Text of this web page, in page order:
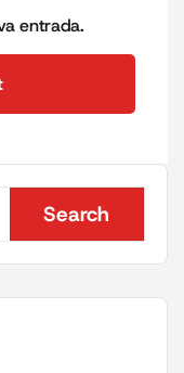
entrada.
Search
Search